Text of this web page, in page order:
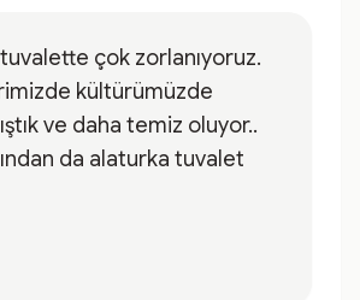
çok zorlanıyoruz.
kültürümüzde
ve daha temiz oluyor..
da alaturka tuvalet